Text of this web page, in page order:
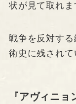
状が見て取れま
戦争を反対す
術史に残されて
『アヴィニ